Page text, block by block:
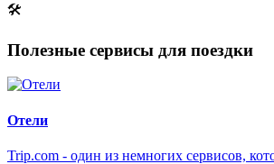
🛠
Полезные сервисы для поездки
Отели
Trip.com - один из немногих сервисов,